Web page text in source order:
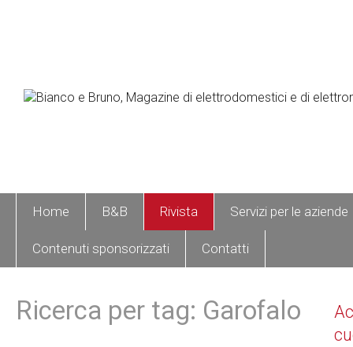
Home B&B Rivista Servizi per le aziende
Contenuti sponsorizzati Contatti
Ricerca per tag: Garofalo